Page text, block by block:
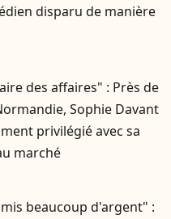
disparu de manière
des affaires" : Près de
Sophie Davant
privilégié avec sa
marché
beaucoup d'argent" :